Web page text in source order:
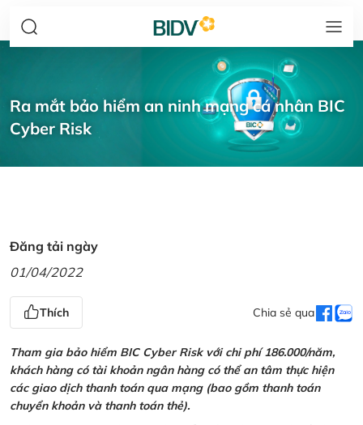
Ra mắt bảo hiểm an ninh mạng cá nhân BIC
Cyber Risk
Đăng tải ngày
01/04/2022
Thích Chia sẻ qua
Tham gia bảo hiểm BIC Cyber Risk với chi phí 186.000/năm,
khách hàng có tài khoản ngân hàng có thể an tâm thực hiện
các giao dịch thanh toán qua mạng (bao gồm thanh toán
chuyển khoản và thanh toán thẻ).